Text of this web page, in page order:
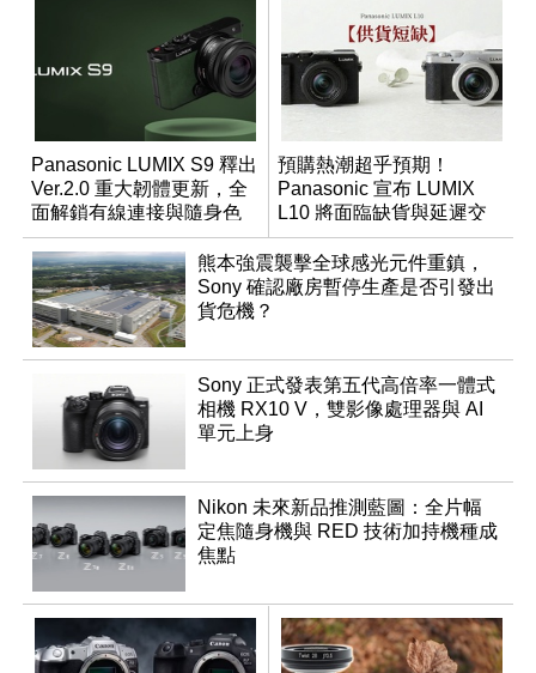
Panasonic LUMIX S9 釋出
Ver.2.0 重大韌體更新，全
面解鎖有線連接與隨身色
調編輯
預購熱潮超乎預期！
Panasonic 宣布 LUMIX
L10 將面臨缺貨與延遲交
貨時間
熊本強震襲擊全球感光元件重鎮，
Sony 確認廠房暫停生產是否引發出
貨危機？
Sony 正式發表第五代高倍率一體式
相機 RX10 V，雙影像處理器與 AI
單元上身
Nikon 未來新品推測藍圖：全片幅
定焦隨身機與 RED 技術加持機種成
焦點